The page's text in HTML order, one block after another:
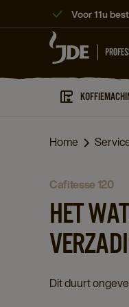
Voor 11u
Home
cafitesse 120
HET
Dit duurt